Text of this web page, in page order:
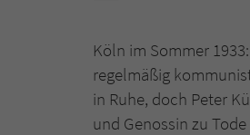
Köln im Sommer
regelmäßig
in Ruhe, doch Peter
und Genossin zu